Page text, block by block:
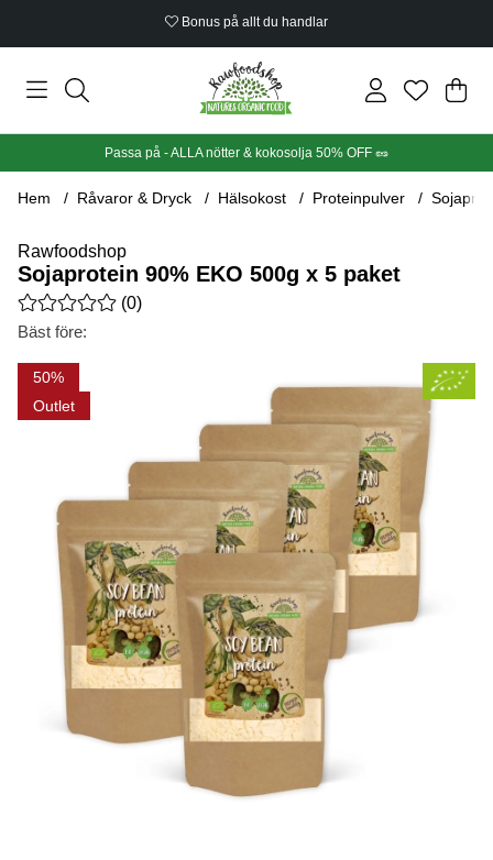
Bonus på allt du handlar
Din
.
Passa på - ALLA nötter & kokosolja 50% OFF 🥜
Hem Råvaror & Dryck Hälsokost Proteinpulver
Rawfoodshop
Sojaprotein 90% EKO 500g x 5 paket
Medelbetyg 0 av 5 Antal betyg 0
(0)
Bäst före:
50
Outlet
Produktbilder Sojaprotein 90% EKO 500g x 5 paket